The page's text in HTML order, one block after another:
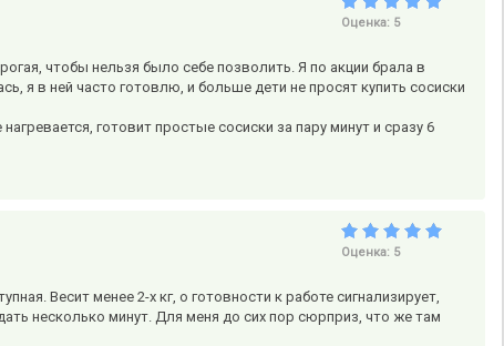
Оценка: 5
чтобы нельзя было себе позволить. Я по акции брала в
я в ней часто готовлю, и больше дети не просят купить сосиски
готовит простые сосиски за пару минут и сразу 6
Оценка: 5
Весит менее 2-х кг, о готовности к работе сигнализирует,
несколько минут. Для меня до сих пор сюрприз, что же там